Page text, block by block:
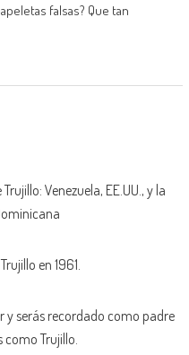
falsas? Que tan
Venezuela, EE.UU., y la
en 1961.
y serás recordado como padre
Trujillo.